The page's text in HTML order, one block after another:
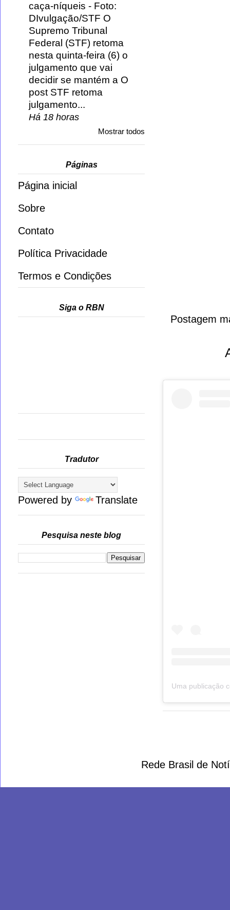
Postagem
caça-níqueis - Foto:
DIvulgação/STF O
Supremo Tribunal
Federal (STF) retoma
nesta quinta-feira (6) o
julgamento que vai
decidir se mantém a O
post STF retoma
julgamento...
Há 18 horas
Mostrar todos
Páginas
Página inicial
Sobre
Contato
Política Privacidade
Termos e Condições
Siga o RBN
Tradutor
Powered by Translate
Pesquisa neste blog
Rede Brasil de